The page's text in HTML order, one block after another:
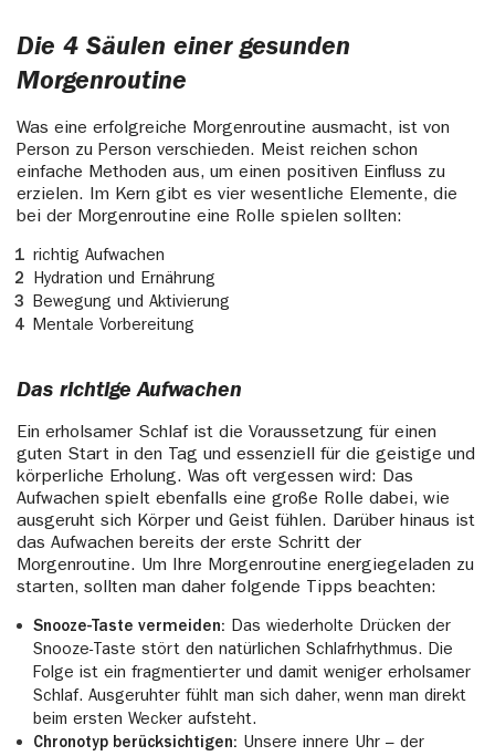
Die 4 Säulen einer gesunden
Morgenroutine
Was eine erfolgreiche Morgenroutine ausmacht, ist von
Person zu Person verschieden. Meist reichen schon
einfache Methoden aus, um einen positiven Einfluss zu
erzielen. Im Kern gibt es vier wesentliche Elemente, die
bei der Morgenroutine eine Rolle spielen sollten:
richtig Aufwachen
Hydration und Ernährung
Bewegung und Aktivierung
Mentale Vorbereitung
Das richtige Aufwachen
Ein erholsamer Schlaf ist die Voraussetzung für einen
guten Start in den Tag und essenziell für die geistige und
körperliche Erholung. Was oft vergessen wird: Das
Aufwachen spielt ebenfalls eine große Rolle dabei, wie
ausgeruht sich Körper und Geist fühlen. Darüber hinaus ist
das Aufwachen bereits der erste Schritt der
Morgenroutine. Um Ihre Morgenroutine energiegeladen zu
starten, sollten man daher folgende Tipps beachten:
Snooze-Taste vermeiden: Das wiederholte Drücken der
Snooze-Taste stört den natürlichen Schlafrhythmus. Die
Folge ist ein fragmentierter und damit weniger erholsamer
Schlaf. Ausgeruhter fühlt man sich daher, wenn man direkt
beim ersten Wecker aufsteht.
Chronotyp berücksichtigen: Unsere innere Uhr – der